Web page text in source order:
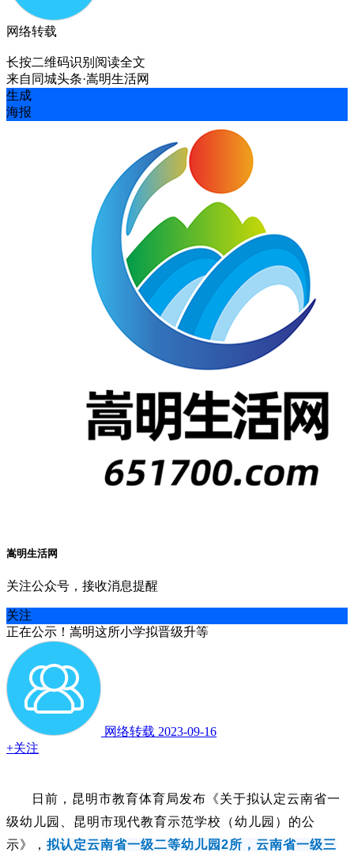
网络转载
长按二维码识别阅读全文
来自 同城头条·嵩明生活网
生成
海报
嵩明生活网
关注公众号，接收消息提醒
关注
正在公示！嵩明这所小学拟晋级升等
网络转载 2023-09-16
+关注
日前， 昆明市教育体育局发布《关于拟认定云南省一
级幼儿园、昆明市现代教育示范学校（幼儿园）的公
示》， 拟认定云南省一级二等幼儿园2所，云南省一级三